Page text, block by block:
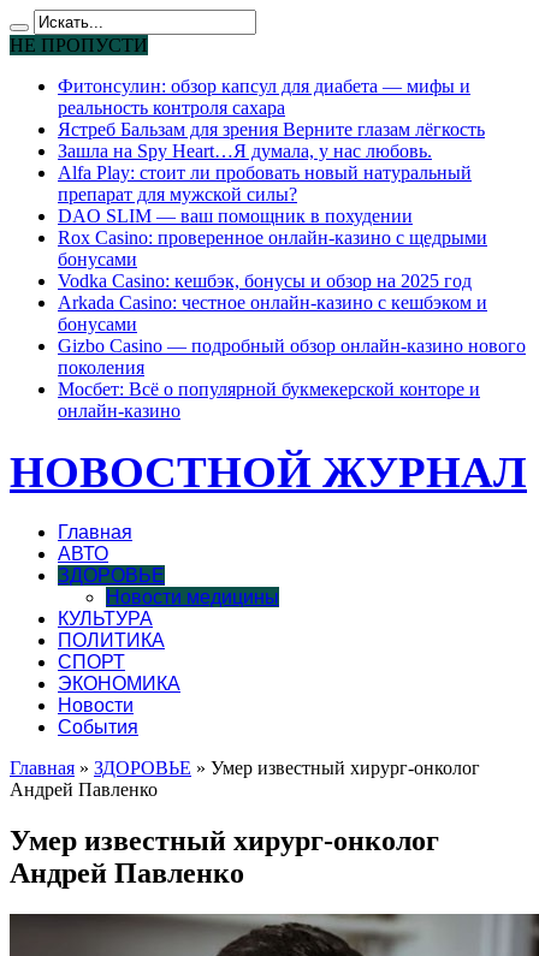
НЕ ПРОПУСТИ
Фитонсулин: обзор капсул для диабета — мифы и
реальность контроля сахара
Ястреб Бальзам для зрения Верните глазам лёгкость
Зашла на Spy Heart…Я думала, у нас любовь.
Alfa Play: стоит ли пробовать новый натуральный
препарат для мужской силы?
DAO SLIM — ваш помощник в похудении
Rox Casino: проверенное онлайн-казино с щедрыми
бонусами
Vodka Casino: кешбэк, бонусы и обзор на 2025 год
Arkada Casino: честное онлайн-казино с кешбэком и
бонусами
Gizbo Casino — подробный обзор онлайн-казино нового
поколения
Мосбет: Всё о популярной букмекерской конторе и
онлайн-казино
НОВОСТНОЙ ЖУРНАЛ
Главная
АВТО
ЗДОРОВЬЕ
Новости медицины
КУЛЬТУРА
ПОЛИТИКА
СПОРТ
ЭКОНОМИКА
Новости
События
Главная » ЗДОРОВЬЕ » Умер известный хирург-онколог
Андрей Павленко
Умер известный хирург-онколог
Андрей Павленко